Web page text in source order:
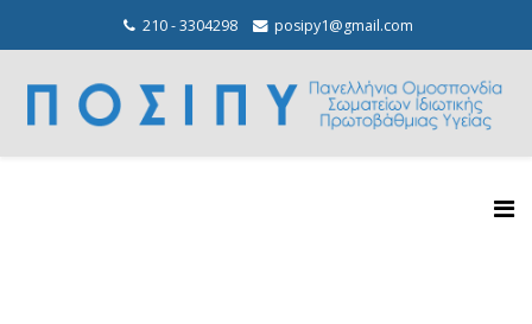
210 - 3304298 posipy1@gmail.com